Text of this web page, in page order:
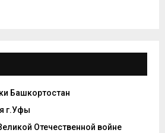
Башкортостан
г.Уфы
Отечественной войне